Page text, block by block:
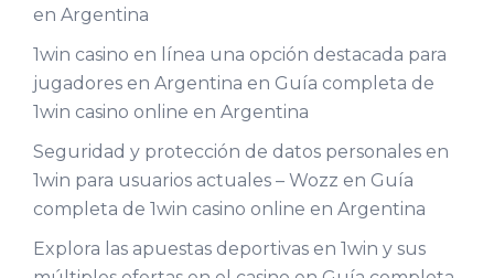
en Argentina
1win casino en línea una opción destacada para
jugadores en Argentina en Guía completa de
1win casino online en Argentina
Seguridad y protección de datos personales en
1win para usuarios actuales – Wozz en Guía
completa de 1win casino online en Argentina
Explora las apuestas deportivas en 1win y sus